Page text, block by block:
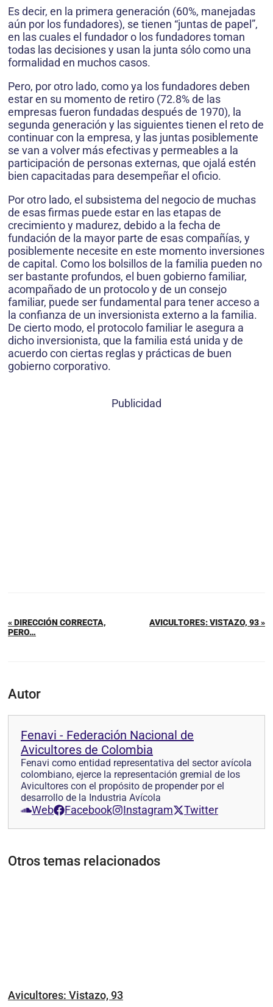
Es decir, en la primera generación (60%, manejadas
aún por los fundadores), se tienen “juntas de papel”,
en las cuales el fundador o los fundadores toman
todas las decisiones y usan la junta sólo como una
formalidad en muchos casos.
Pero, por otro lado, como ya los fundadores deben
estar en su momento de retiro (72.8% de las
empresas fueron fundadas después de 1970), la
segunda generación y las siguientes tienen el reto de
continuar con la empresa, y las juntas posiblemente
se van a volver más efectivas y permeables a la
participación de personas externas, que ojalá estén
bien capacitadas para desempeñar el oficio.
Por otro lado, el subsistema del negocio de muchas
de esas firmas puede estar en las etapas de
crecimiento y madurez, debido a la fecha de
fundación de la mayor parte de esas compañías, y
posiblemente necesite en este momento inversiones
de capital. Como los bolsillos de la familia pueden no
ser bastante profundos, el buen gobierno familiar,
acompañado de un protocolo y de un consejo
familiar, puede ser fundamental para tener acceso a
la confianza de un inversionista externo a la familia.
De cierto modo, el protocolo familiar le asegura a
dicho inversionista, que la familia está unida y de
acuerdo con ciertas reglas y prácticas de buen
gobierno corporativo.
Publicidad
« DIRECCIÓN CORRECTA,
PERO…
AVICULTORES: VISTAZO, 93 »
Autor
Fenavi - Federación Nacional de
Avicultores de Colombia
Fenavi como entidad representativa del sector avícola
colombiano, ejerce la representación gremial de los
Avicultores con el propósito de propender por el
desarrollo de la Industria Avícola
Web Facebook Instagram Twitter
Otros temas relacionados
Avicultores: Vistazo, 93